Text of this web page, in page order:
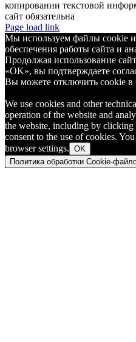
копировании текстовой
сайт обязательна
Telegram
Page load link
Мы используем файлы cookie
обеспечения работы сайта и
Продолжая использование
«OK», вы подтверждаете
Вы можете отключить cookie в
We use cookies and other
operation of the website and
the website, including by
consent to the use of cookies.
browser settings. OK
Политика обработки Cookie-